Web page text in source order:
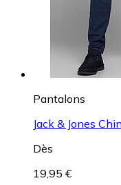
Pantalons
Jack & Jones
Dès
19,95 €